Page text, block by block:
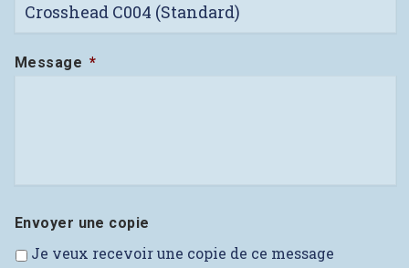
Message *
Envoyer une copie
Je veux recevoir une copie de ce message